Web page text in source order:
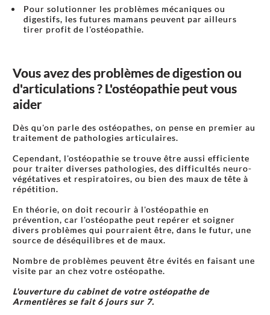
Pour solutionner les problèmes mécaniques ou
digestifs, les futures mamans peuvent par ailleurs
tirer profit de l'ostéopathie.
Vous avez des problèmes de digestion ou
d'articulations ? L'ostéopathie peut vous
aider
Dès qu'on parle des ostéopathes, on pense en premier au
traitement de pathologies articulaires.
Cependant, l'ostéopathie se trouve être aussi efficiente
pour traiter diverses pathologies, des difficultés neuro-
végétatives et respiratoires, ou bien des maux de tête à
répétition.
En théorie, on doit recourir à l'ostéopathie en
prévention, car l'ostéopathe peut repérer et soigner
divers problèmes qui pourraient être, dans le futur, une
source de déséquilibres et de maux.
Nombre de problèmes peuvent être évités en faisant une
visite par an chez votre ostéopathe.
L'ouverture du cabinet de votre ostéopathe de
Armentières se fait 6 jours sur 7.